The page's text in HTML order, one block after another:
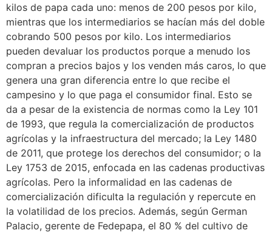
kilos de papa cada uno: menos de 200 pesos por kilo,
mientras que los intermediarios se hacían más del doble
cobrando 500 pesos por kilo. Los intermediarios
pueden devaluar los productos porque a menudo los
compran a precios bajos y los venden más caros, lo que
genera una gran diferencia entre lo que recibe el
campesino y lo que paga el consumidor final. Esto se
da a pesar de la existencia de normas como la Ley 101
de 1993, que regula la comercialización de productos
agrícolas y la infraestructura del mercado; la Ley 1480
de 2011, que protege los derechos del consumidor; o la
Ley 1753 de 2015, enfocada en las cadenas productivas
agrícolas. Pero la informalidad en las cadenas de
comercialización dificulta la regulación y repercute en
la volatilidad de los precios. Además, según German
Palacio, gerente de Fedepapa, el 80 % del cultivo de